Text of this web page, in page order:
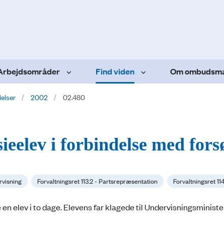
Find viden Om
2002 02.480
i forbindelse med
Forvaltningsret 113.2 - Partsrepræsentation Forvaltningsret
elev i to dage. Elevens far klagede til